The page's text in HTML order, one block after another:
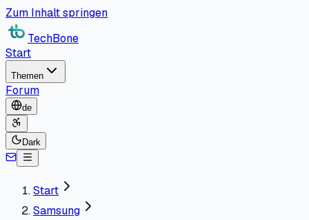
Zum Inhalt springen
TechBone
Start
Themen
Forum
de
Dark
Start
Samsung